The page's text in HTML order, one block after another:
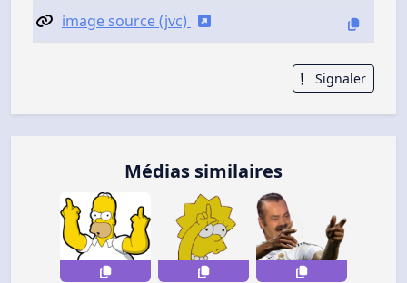
image source (jvc)
Signaler
Médias similaires